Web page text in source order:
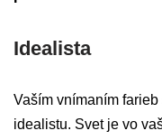
Idealista
Vaším vnímaním
idealistu. Svet je vo